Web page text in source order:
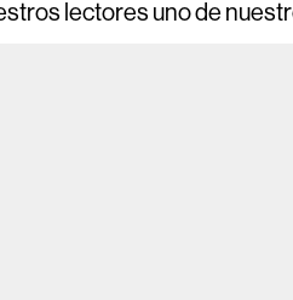
lectores uno de